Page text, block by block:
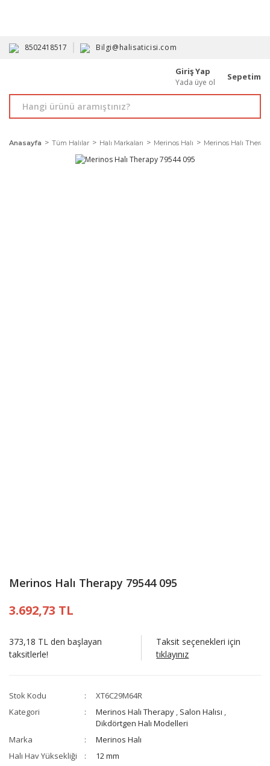
8502418517 Bilgi@halisaticisi.com
Giriş Yap
Yada üye ol
Sepetim
Anasayfa Tüm Halılar Halı Markaları Merinos Halı Merinos Halı
Merinos Halı Therapy 79544 095
3.692,73 TL
373,18 TL den başlayan
taksitlerle!
Taksit seçenekleri için
tıklayınız
Stok Kodu
XT6C29M64R
Kategori
Merinos Halı Therapy , Salon Halısı ,
Dikdörtgen Halı Modelleri
Marka
Merinos Halı
Halı Hav Yüksekliği
12 mm